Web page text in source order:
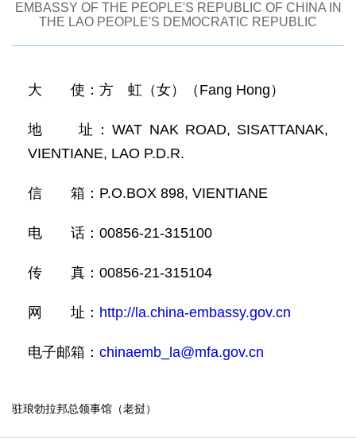
EMBASSY OF THE PEOPLE'S REPUBLIC OF CHINA IN
THE LAO PEOPLE'S DEMOCRATIC REPUBLIC
大 使：方 虹（女）（Fang Hong）
地 址：WAT NAK ROAD, SISATTANAK,
VIENTIANE, LAO P.D.R.
信 箱：P.O.BOX 898, VIENTIANE
电 话：00856-21-315100
传 真：00856-21-315104
网 址： http://la.china-embassy.gov.cn
电子邮箱： chinaemb_la@mfa.gov.cn
驻琅勃拉邦总领事馆（老挝）